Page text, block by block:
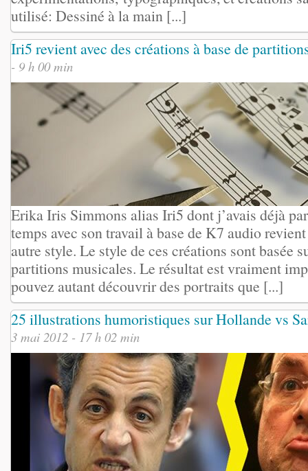
utilisé: Dessiné à la main [...]
Iri5 revient avec des créations à base de
- 9 h 00 min
Erika Iris Simmons alias Iri5 dont j’avais déjà
temps avec son travail à base de K7 audio
autre style. Le style de ces créations sont basée
partitions musicales. Le résultat est vraiment
pouvez autant découvrir des portraits que [...]
25 illustrations humoristiques sur Hollande vs
3 mai 2012 - 17 h 02 min